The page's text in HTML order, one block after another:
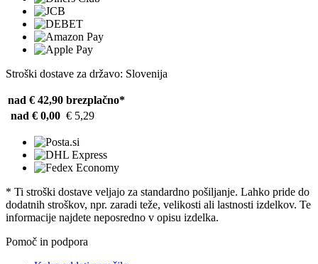
Stroški dostave za državo: Slovenija
nad € 42,90 brezplačno*
nad € 0,00 € 5,29
* Ti stroški dostave veljajo za standardno pošiljanje. Lahko pride do
dodatnih stroškov, npr. zaradi teže, velikosti ali lastnosti izdelkov. Te
informacije najdete neposredno v opisu izdelka.
Pomoč in podpora